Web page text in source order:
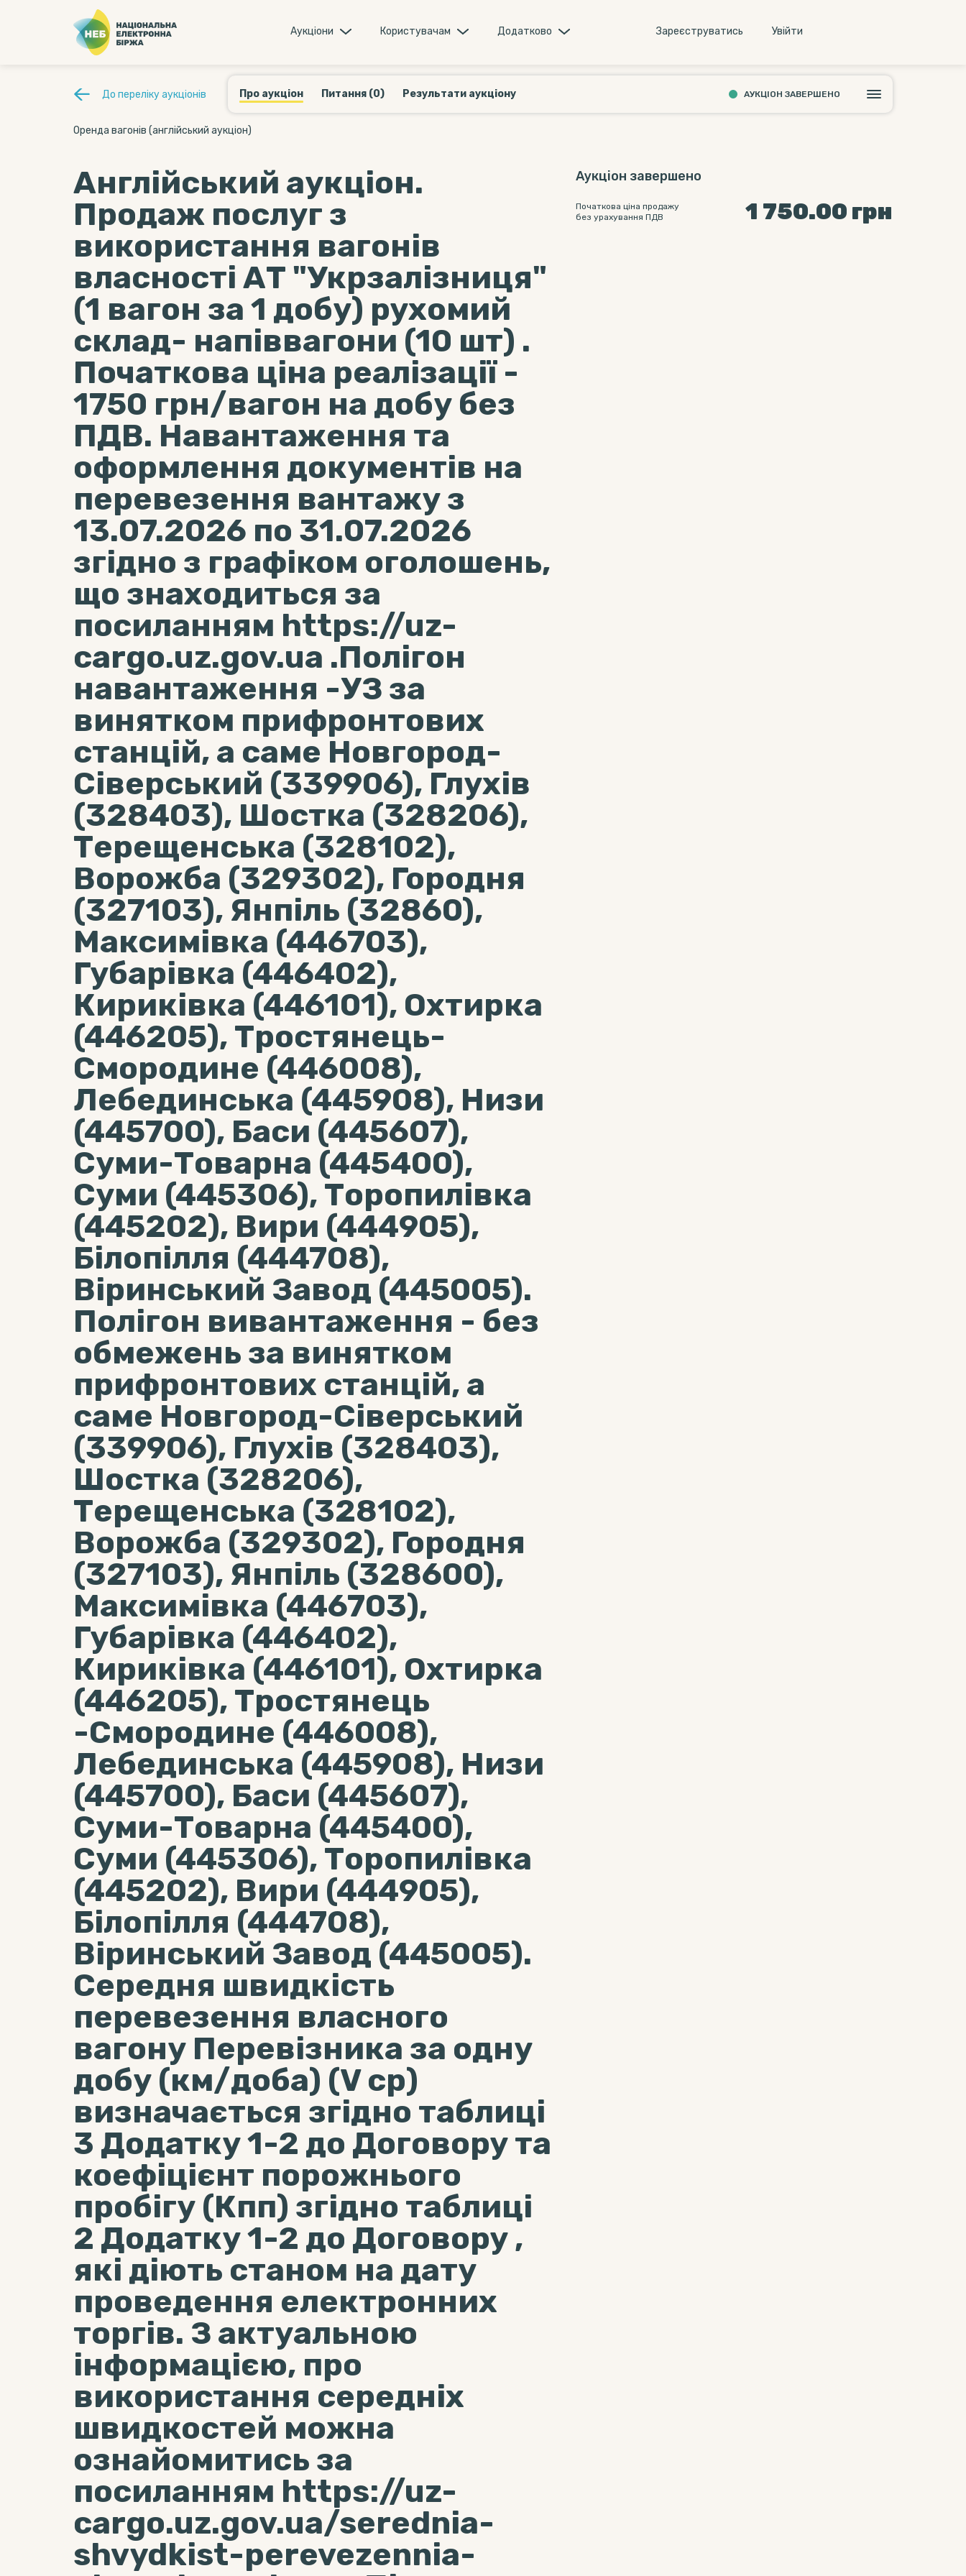
Аукцiони Користувачам Додатково Зареєструватись Увiйти
До переліку аукціонів Про аукціон Питання (0) Результати аукціону АУКЦІОН ЗАВЕРШЕНО
Оренда вагонів (англійський аукціон)
Англійський аукціон.
Продаж послуг з
використання вагонів
власності АТ "Укрзалізниця"
(1 вагон за 1 добу) рухомий
склад- напіввагони (10 шт) .
Початкова ціна реалізації -
1750 грн/вагон на добу без
ПДВ. Навантаження та
оформлення документів на
перевезення вантажу з
13.07.2026 по 31.07.2026
згідно з графіком оголошень,
що знаходиться за
посиланням https://uz-
cargo.uz.gov.ua .Полігон
навантаження -УЗ за
винятком прифронтових
станцій, а саме Новгород-
Сіверський (339906), Глухів
(328403), Шостка (328206),
Терещенська (328102),
Ворожба (329302), Городня
(327103), Янпіль (32860),
Максимівка (446703),
Губарівка (446402),
Кириківка (446101), Охтирка
(446205), Тростянець-
Смородине (446008),
Лебединська (445908), Низи
(445700), Баси (445607),
Суми-Товарна (445400),
Суми (445306), Торопилівка
(445202), Вири (444905),
Білопілля (444708),
Віринський Завод (445005).
Полігон вивантаження - без
обмежень за винятком
прифронтових станцій, а
саме Новгород-Сіверський
(339906), Глухів (328403),
Шостка (328206),
Терещенська (328102),
Ворожба (329302), Городня
(327103), Янпіль (328600),
Максимівка (446703),
Губарівка (446402),
Кириківка (446101), Охтирка
(446205), Тростянець
-Смородине (446008),
Лебединська (445908), Низи
(445700), Баси (445607),
Суми-Товарна (445400),
Суми (445306), Торопилівка
(445202), Вири (444905),
Білопілля (444708),
Віринський Завод (445005).
Середня швидкість
перевезення власного
вагону Перевізника за одну
добу (км/доба) (V ср)
визначається згідно таблиці
3 Додатку 1-2 до Договору та
коефіцієнт порожнього
пробігу (Кпп) згідно таблиці
2 Додатку 1-2 до Договору ,
які діють станом на дату
проведення електронних
торгів. З актуальною
інформацією, про
використання середніх
швидкостей можна
ознайомитись за
посиланням https://uz-
cargo.uz.gov.ua/serednia-
shvydkist-perevezennia-
Аукціон завершено
Початкова ціна продажу
без урахування ПДВ
1 750.00 грн